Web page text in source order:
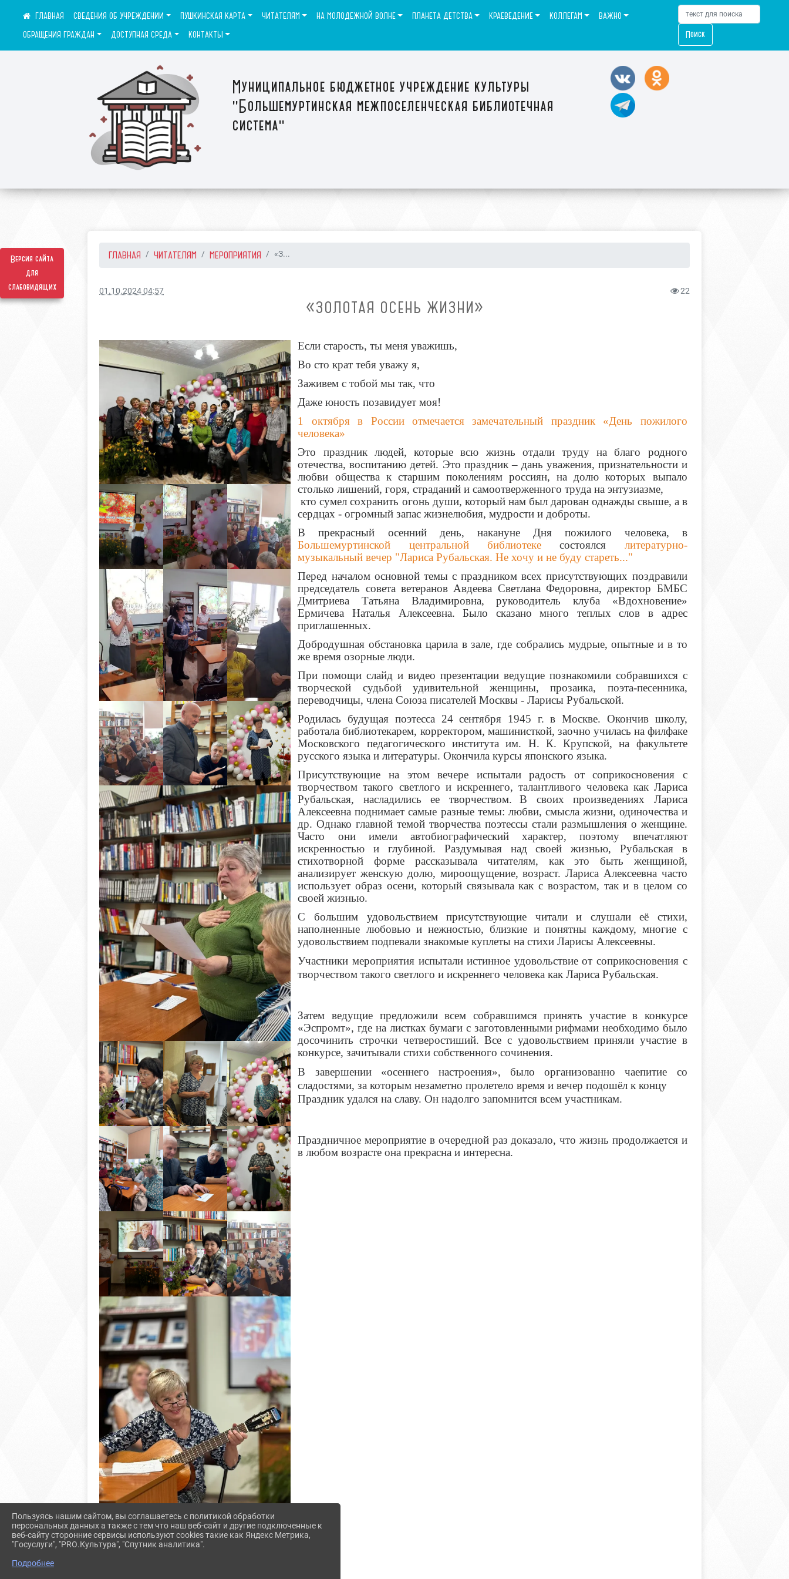
Версия сайта
для
слабовидящих
Муниципальное бюджетное учреждение культуры
"Большемуртинская межпоселенческая библиотечная
система"
СВЕДЕНИЯ ОБ УЧРЕЖДЕНИИ ПУШКИНСКАЯ КАРТА ЧИТАТЕЛЯМ НА МОЛОДЕЖНОЙ ВОЛНЕ ПЛАНЕТА ДЕТСТВА КРАЕВЕДЕНИЕ КОЛЛЕГАМ
ВАЖНО
ОБРАЩЕНИЯ ГРАЖДАН
ДОСТУПНАЯ СРЕДА КОНТАКТЫ Поиск
ГЛАВНАЯ ЧИТАТЕЛЯМ МЕРОПРИЯТИЯ «З...
01.10.2024 04:57 22
«ЗОЛОТАЯ ОСЕНЬ ЖИЗНИ»
Если старость, ты меня уважишь,
Во сто крат тебя уважу я,
Заживем с тобой мы так, что
Даже юность позавидует моя!
1 октября в России отмечается замечательный праздник «День пожилого
человека»
Это праздник людей, которые всю жизнь отдали труду на благо родного
отечества, воспитанию детей. Это праздник – дань уважения, признательности и
любви общества к старшим поколениям россиян, на долю которых выпало
столько лишений, горя, страданий и самоотверженного труда на энтузиазме,
кто сумел сохранить огонь души, который нам был дарован однажды свыше, а в
сердцах - огромный запас жизнелюбия, мудрости и доброты.
В прекрасный осенний день, накануне Дня пожилого человека, в
Большемуртинской центральной библиотекесостоялся литературно-
музыкальный вечер "Лариса Рубальская. Не хочу и не буду стареть..."
Перед началом основной темы с праздником всех присутствующих поздравили
председатель совета ветеранов Авдеева Светлана Федоровна, директор БМБС
Дмитриева Татьяна Владимировна, руководитель клуба «Вдохновение»
Ермичева Наталья Алексеевна. Было сказано много теплых слов в адрес
приглашенных.
Добродушная обстановка царила в зале, где собрались мудрые, опытные и в то
же время озорные люди.
При помощи слайд и видео презентации ведущие познакомили собравшихся с
творческой судьбой удивительной женщины, прозаика, поэта-песенника,
переводчицы, члена Союза писателей Москвы - Ларисы Рубальской.
Родилась будущая поэтесса 24 сентября 1945 г. в Москве. Окончив школу,
работала библиотекарем, корректором, машинисткой, заочно училась на филфаке
Московского педагогического института им. Н. К. Крупской, на факультете
русского языка и литературы. Окончила курсы японского языка.
Присутствующие на этом вечере испытали радость от соприкосновения с
творчеством такого светлого и искреннего, талантливого человека как Лариса
Рубальская, насладились ее творчеством.
В своих произведениях Лариса
Алексеевна поднимает самые разные темы: любви, смысла жизни, одиночества и
др. Однако главной темой творчества поэтессы стали размышления о женщине.
Часто они имели автобиографический характер, поэтому впечатляют
искренностью и глубиной. Раздумывая над своей жизнью, Рубальская в
стихотворной форме рассказывала читателям, как это быть женщиной,
анализирует женскую долю, мироощущение, возраст. Лариса Алексеевна часто
использует образ осени, который связывала как с возрастом, так и в целом со
своей жизнью.
С большим удовольствием присутствующие читали и слушали её стихи,
наполненные любовью и нежностью, близкие и понятны каждому, многие с
удовольствием подпевали знакомые куплеты на стихи Ларисы Алексеевны.
Участники мероприятия испытали истинное удовольствие от соприкосновения с
творчеством такого светлого и искреннего человека как Лариса Рубальская.
Затем ведущие предложили всем собравшимся принять участие в конкурсе
«Эспромт», где на листках бумаги с заготовленными рифмами необходимо было
досочинить строчки четверостиший. Все с удовольствием приняли участие в
конкурсе, зачитывали стихи собственного сочинения.
В завершении «осеннего настроения», было организованно чаепитие со
сладостями, за которым незаметно пролетело время и вечер подошёл к концу
Праздник удался на славу. Он надолго запомнится всем участникам.
Праздничное мероприятие в очередной раз доказало, что жизнь продолжается и
в любом возрасте она прекрасна и интересна.
Пользуясь нашим сайтом, вы соглашаетесь с политикой обработки
персональных данных а также с тем что наш веб-сайт и другие подключенные к
веб-сайту сторонние сервисы используют cookies такие как Яндекс Метрика,
"Госуслуги", "PRO.Культура", "Спутник аналитика".
Подробнее